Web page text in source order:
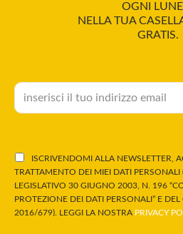
OGNI
NELLA TUA
GRATIS.
ISCRIVENDOMI ALLA NEWSLETTER,
TRATTAMENTO DEI MIEI DATI PERSONALI
LEGISLATIVO 30 GIUGNO 2003, N. 196
PROTEZIONE DEI DATI PERSONALI” E
2016/679). LEGGI LA NOSTRA PRIVACY